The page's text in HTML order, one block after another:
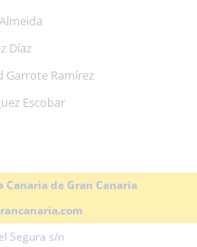
Díaz
Garrote Ramírez
Escobar
Canaria de Gran Canaria
Segura s/n